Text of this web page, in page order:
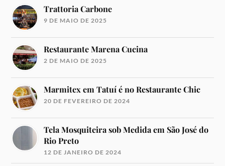
Trattoria Carbone
9 DE MAIO DE 2025
Restaurante Marena Cucina
2 DE MAIO DE 2025
Marmitex em Tatuí é no Restaurante Chic
20 DE FEVEREIRO DE 2024
Tela Mosquiteira sob Medida em São José do
Rio Preto
12 DE JANEIRO DE 2024